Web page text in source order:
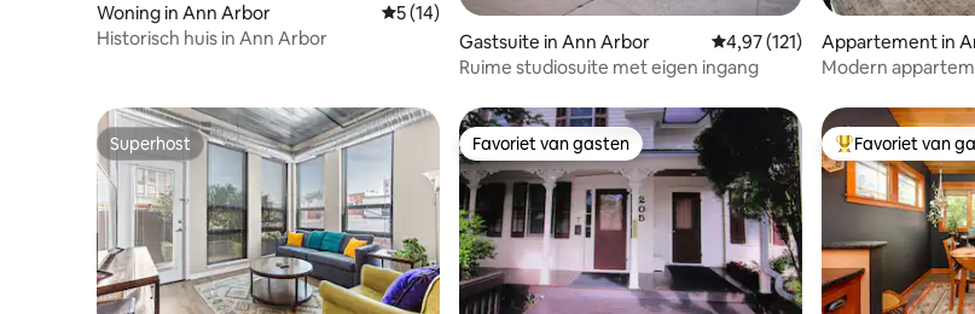
Woning in Ann Arbor Gemiddelde beoordeling van 5 uit 5, 14 recensies
5 (14)
Historisch huis in Ann Arbor
Gastsuite in Ann Arbor Gemiddelde beoordeling van
4,97 (121)
Ruime studiosuite met eigen ingang
Appartement in
Modern
Superhost
Superhost Favoriet van gasten
Favoriet van gasten Topfavoriet van
Favoriet van